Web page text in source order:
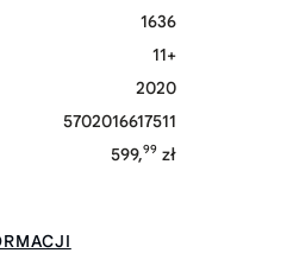
1636
11+
2020
5702016617511
599,99 zł